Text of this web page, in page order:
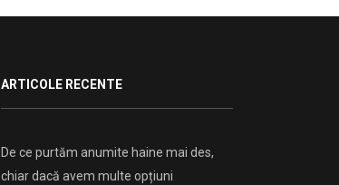
ARTICOLE RECENTE
De ce purtăm anumite haine mai des,
chiar dacă avem multe opțiuni